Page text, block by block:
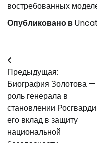
востребованных
Опубликовано в
Навигация
по
записям
Предыдущая:
Биография Золотова —
роль генерала в
становлении
его вклад в защиту
национальной